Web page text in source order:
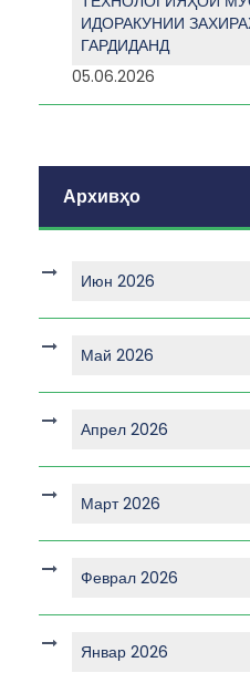
ИДОРАКУНИИ
ГАРДИДАНД
05.06.2026
Архивҳо
Июн 2026
Май 2026
Апрел 2026
Март 2026
Феврал 2026
Январ 2026